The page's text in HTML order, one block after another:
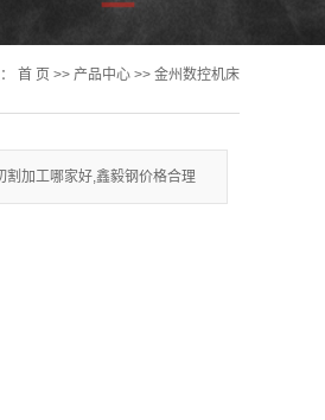
首 页 >> 产品中心 >> 金州数控机床
加工哪家好,鑫毅钢价格合理